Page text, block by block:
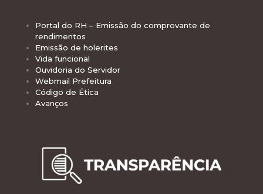
Portal do RH – Emissão do comprovante de
rendimentos
Emissão de holerites
Vida funcional
Ouvidoria do Servidor
Webmail Prefeitura
Código de Ética
Avanços